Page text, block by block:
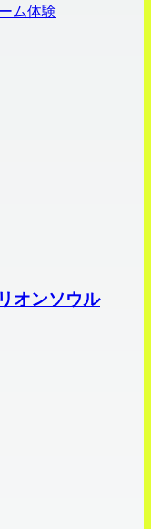
ム体験
オンソウル